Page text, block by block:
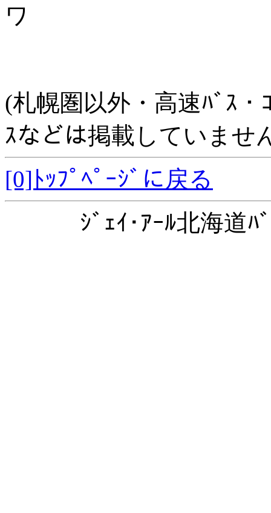
ワ
(札幌圏以外・高速ﾊﾞｽ・
ｽなどは掲載していませ
[0]ﾄｯﾌﾟﾍﾟｰｼﾞに戻る
ｼﾞｪｲ･ｱｰﾙ北海道